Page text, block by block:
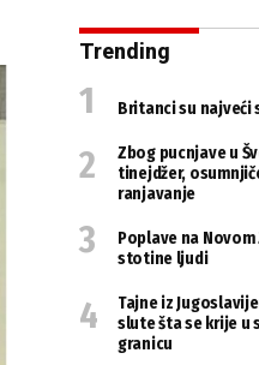
Trending
Britanci su
Zbog pucnjave u
tinejdžer,
ranjavanje
Poplave na
stotine ljudi
Tajne iz
slute šta se krije u
granicu